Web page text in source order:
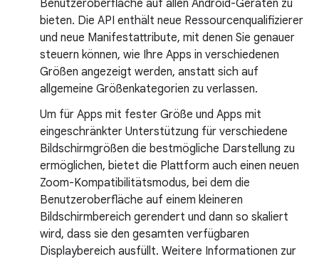
Benutzeroberfläche auf allen Android-Geräten zu
bieten. Die API enthält neue Ressourcenqualifizierer
und neue Manifestattribute, mit denen Sie genauer
steuern können, wie Ihre Apps in verschiedenen
Größen angezeigt werden, anstatt sich auf
allgemeine Größenkategorien zu verlassen.
Um für Apps mit fester Größe und Apps mit
eingeschränkter Unterstützung für verschiedene
Bildschirmgrößen die bestmögliche Darstellung zu
ermöglichen, bietet die Plattform auch einen neuen
Zoom-Kompatibilitätsmodus, bei dem die
Benutzeroberfläche auf einem kleineren
Bildschirmbereich gerendert und dann so skaliert
wird, dass sie den gesamten verfügbaren
Displaybereich ausfüllt. Weitere Informationen zur